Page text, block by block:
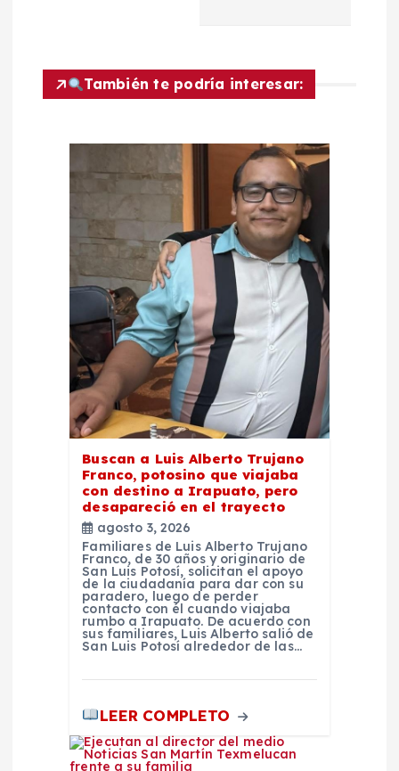
c
También te podría interesar:
Buscan a Luis Alberto Trujano
Franco, potosino que viajaba
con destino a Irapuato, pero
desapareció en el trayecto
agosto 3, 2026
Familiares de Luis Alberto Trujano
Franco, de 30 años y originario de
San Luis Potosí, solicitan el apoyo
de la ciudadanía para dar con su
paradero, luego de perder
contacto con él cuando viajaba
rumbo a Irapuato. De acuerdo con
sus familiares, Luis Alberto salió de
San Luis Potosí alrededor de las…
LEER COMPLETO